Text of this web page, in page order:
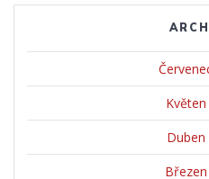
Duben